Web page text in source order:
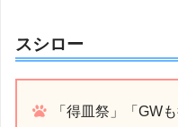
スシロー
「得皿祭」「GW